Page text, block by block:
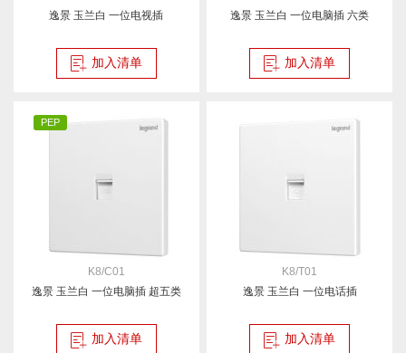
逸景 玉兰白 一位电视插
加入清单
逸景 玉兰白 一位电脑插 六类
加入清单
PEP
K8/C01
逸景 玉兰白 一位电脑插 超五类
加入清单
K8/T01
逸景 玉兰白 一位电话插
加入清单